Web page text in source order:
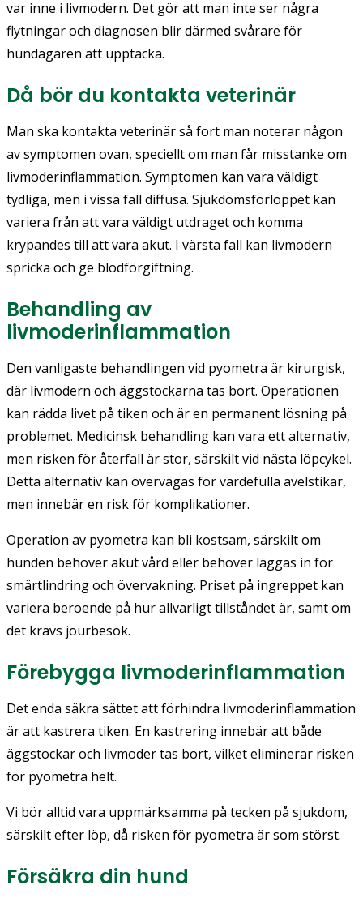
var inne i livmodern. Det gör att man inte ser några
flytningar och diagnosen blir därmed svårare för
hundägaren att upptäcka.
Då bör du kontakta veterinär
Man ska kontakta veterinär så fort man noterar någon
av symptomen ovan, speciellt om man får misstanke om
livmoderinflammation. Symptomen kan vara väldigt
tydliga, men i vissa fall diffusa. Sjukdomsförloppet kan
variera från att vara väldigt utdraget och komma
krypandes till att vara akut. I värsta fall kan livmodern
spricka och ge blodförgiftning.
Behandling av
livmoderinflammation
Den vanligaste behandlingen vid pyometra är kirurgisk,
där livmodern och äggstockarna tas bort. Operationen
kan rädda livet på tiken och är en permanent lösning på
problemet. Medicinsk behandling kan vara ett alternativ,
men risken för återfall är stor, särskilt vid nästa löpcykel.
Detta alternativ kan övervägas för värdefulla avelstikar,
men innebär en risk för komplikationer.
Operation av pyometra kan bli kostsam, särskilt om
hunden behöver akut vård eller behöver läggas in för
smärtlindring och övervakning. Priset på ingreppet kan
variera beroende på hur allvarligt tillståndet är, samt om
det krävs jourbesök.
Förebygga livmoderinflammation
Det enda säkra sättet att förhindra livmoderinflammation
är att kastrera tiken. En kastrering innebär att både
äggstockar och livmoder tas bort, vilket eliminerar risken
för pyometra helt.
Vi bör alltid vara uppmärksamma på tecken på sjukdom,
särskilt efter löp, då risken för pyometra är som störst.
Försäkra din hund